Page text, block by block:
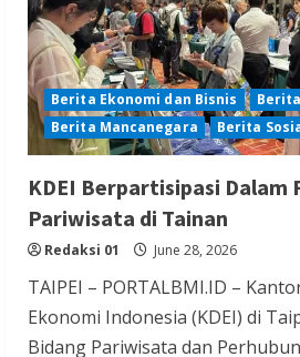
Berita Ekonomi dan Bisnis
Berita Mancanegara
Berita
KDEI Berpartisipasi Dalam
Pariwisata di Tainan
Redaksi 01 June 28, 2026
TAIPEI – PORTALBMI.ID –
Ekonomi Indonesia (KDEI) di
Bidang Pariwisata dan